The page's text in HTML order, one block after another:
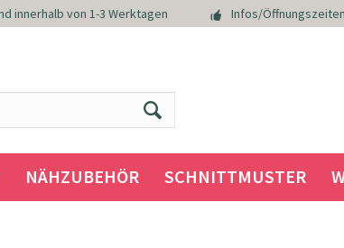
innerhalb von 1-3 Werktagen Infos/
NÄHZUBEHÖR SCHNITTMUSTER